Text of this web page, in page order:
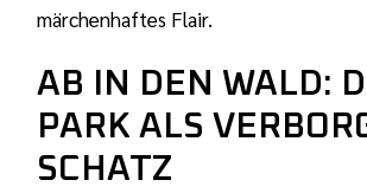
märchenhaftes Flair.
AB IN DEN WALD:
PARK ALS
SCHATZ